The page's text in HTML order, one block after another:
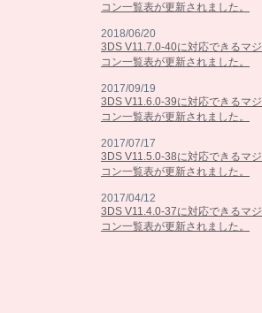
コン一覧表が更新されました。
2018/06/20
3DS V11.7.0-40に対応できるマジ
コン一覧表が更新されました。
2017/09/19
3DS V11.6.0-39に対応できるマジ
コン一覧表が更新されました。
2017/07/17
3DS V11.5.0-38に対応できるマジ
コン一覧表が更新されました。
2017/04/12
3DS V11.4.0-37に対応できるマジ
コン一覧表が更新されました。